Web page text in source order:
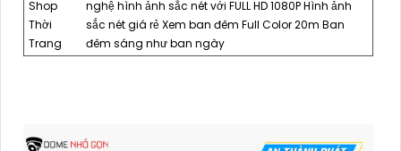
Shop
Thời
Trang
nghệ hình ảnh sắc nét với FULL HD 1080P Hình ảnh
sắc nét giá rẻ Xem ban đêm Full Color 20m Ban
đêm sáng như ban ngày